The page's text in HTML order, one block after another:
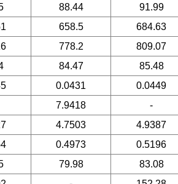
88.44 91.99
658.5 684.63
778.2 809.07
84.47 85.48
0.0431 0.0449
7.9418 -
4.7503 4.9387
0.4973 0.5196
79.98 83.08